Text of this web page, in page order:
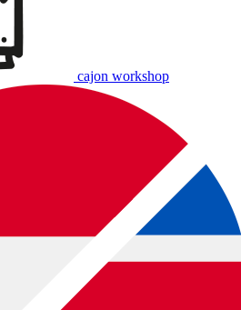
cajon workshop